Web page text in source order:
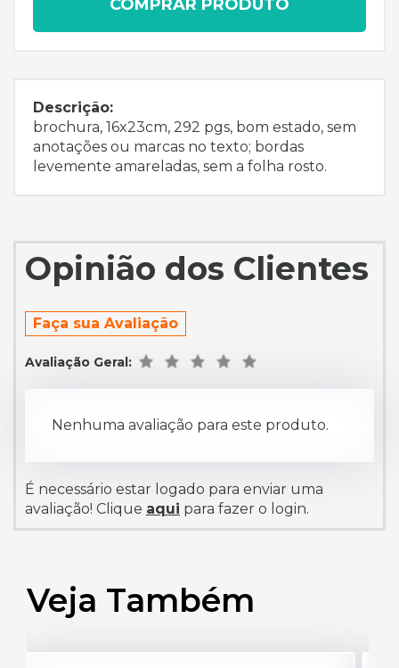
COMPRAR PRODUTO
Descrição:
brochura, 16x23cm, 292 pgs, bom estado, sem
anotações ou marcas no texto; bordas
levemente amareladas, sem a folha rosto.
Opinião dos Clientes
Faça sua Avaliação
Avaliação Geral:
Nenhuma avaliação para este produto.
É necessário estar logado para enviar uma
avaliação! Clique aqui para fazer o login.
Veja Também